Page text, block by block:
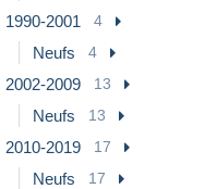
1990-2001 4
Neufs 4
2002-2009 13
Neufs 13
2010-2019 17
Neufs 17